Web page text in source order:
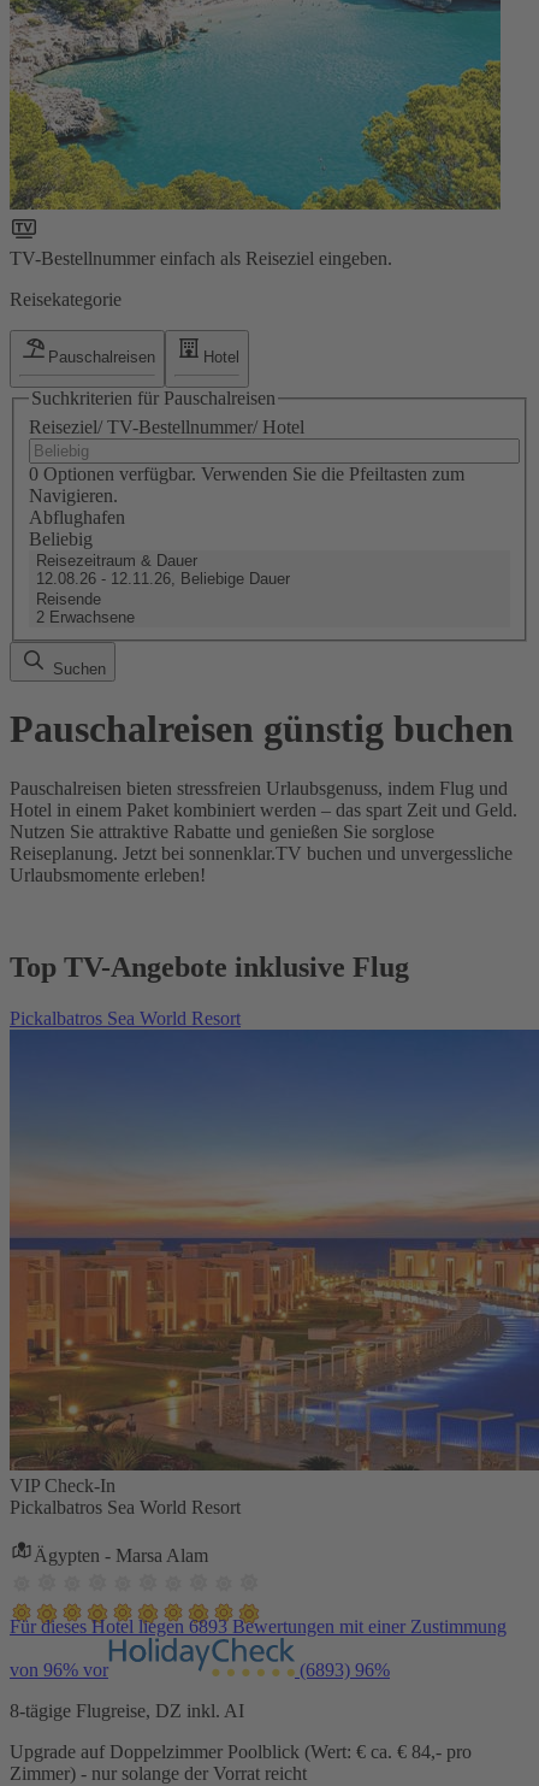
TV-Bestellnummer einfach als Reiseziel eingeben.
Reisekategorie
Pauschalreisen Hotel
Suchkriterien für Pauschalreisen
Reiseziel/ TV-Bestellnummer/ Hotel
0 Optionen verfügbar. Verwenden Sie die Pfeiltasten zum
Navigieren.
Abflughafen
Beliebig
Reisezeitraum & Dauer
12.08.26 - 12.11.26, Beliebige Dauer
Reisende
2 Erwachsene
Suchen
Pauschalreisen günstig buchen
Pauschalreisen bieten stressfreien Urlaubsgenuss, indem Flug und
Hotel in einem Paket kombiniert werden – das spart Zeit und Geld.
Nutzen Sie attraktive Rabatte und genießen Sie sorglose
Reiseplanung. Jetzt bei sonnenklar.TV buchen und unvergessliche
Urlaubsmomente erleben!
Top TV-Angebote inklusive Flug
Pickalbatros Sea World Resort
VIP Check-In
Pickalbatros Sea World Resort
Ägypten - Marsa Alam
Für dieses Hotel liegen 6893 Bewertungen mit einer Zustimmung
von 96% vor (6893) 96%
8-tägige Flugreise, DZ inkl. AI
Upgrade auf Doppelzimmer Poolblick (Wert: € ca. € 84,- pro
Zimmer) - nur solange der Vorrat reicht